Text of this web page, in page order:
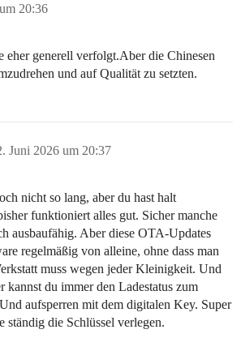
20:36
eher generell verfolgt.Aber die Chinesen
und auf Qualität zu setzten.
Juni 2026 um 20:37
nicht so lang, aber du hast halt
funktioniert alles gut. Sicher manche
ausbaufähig. Aber diese OTA-Updates
regelmäßig von alleine, ohne dass man
muss wegen jeder Kleinigkeit. Und
kannst du immer den Ladestatus zum
aufsperren mit dem digitalen Key. Super
die Schlüssel verlegen.